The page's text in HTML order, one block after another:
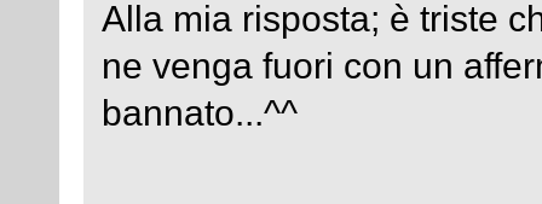
Alla mia risposta; è triste
ne venga fuori con un